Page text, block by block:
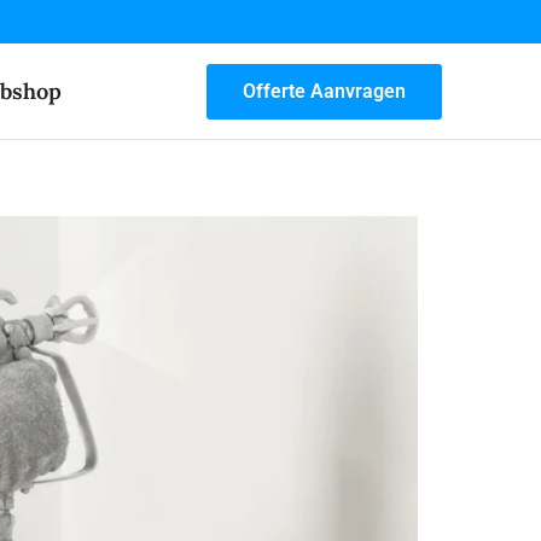
Offerte Aanvragen